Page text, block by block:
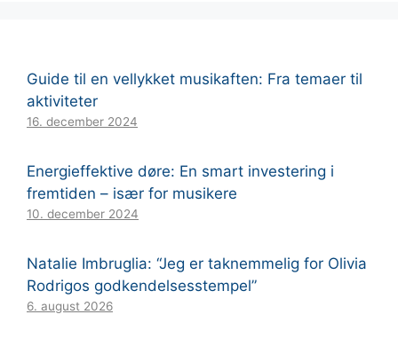
Guide til en vellykket musikaften: Fra temaer til
aktiviteter
16. december 2024
Energieffektive døre: En smart investering i
fremtiden – især for musikere
10. december 2024
Natalie Imbruglia: “Jeg er taknemmelig for Olivia
Rodrigos godkendelsesstempel”
6. august 2026